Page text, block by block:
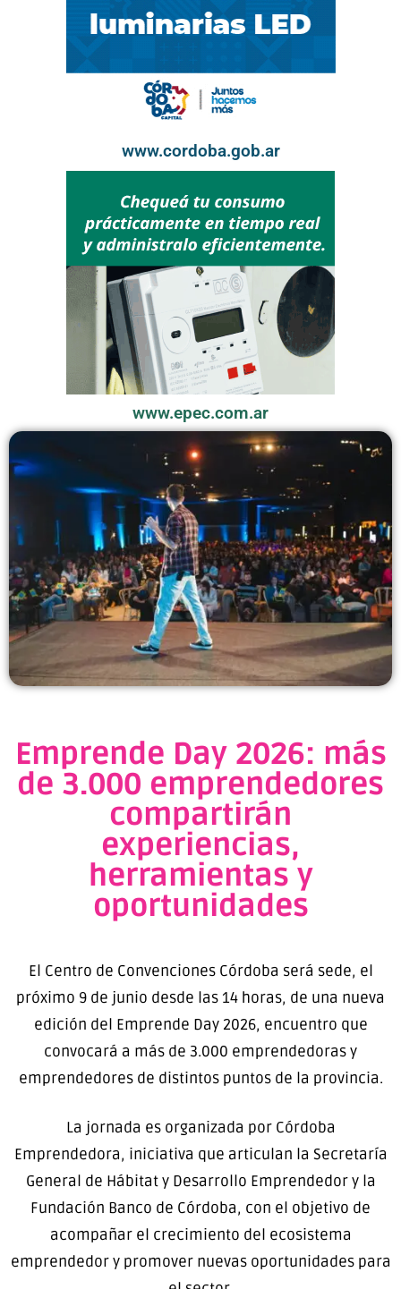
www.cordoba.gob.ar
www.epec.com.ar
Emprende Day 2026: más
de 3.000 emprendedores
compartirán
experiencias,
herramientas y
oportunidades
El Centro de Convenciones Córdoba será sede, el
próximo 9 de junio desde las 14 horas, de una nueva
edición del Emprende Day 2026, encuentro que
convocará a más de 3.000 emprendedoras y
emprendedores de distintos puntos de la provincia.
La jornada es organizada por Córdoba
Emprendedora, iniciativa que articulan la Secretaría
General de Hábitat y Desarrollo Emprendedor y la
Fundación Banco de Córdoba, con el objetivo de
acompañar el crecimiento del ecosistema
emprendedor y promover nuevas oportunidades para